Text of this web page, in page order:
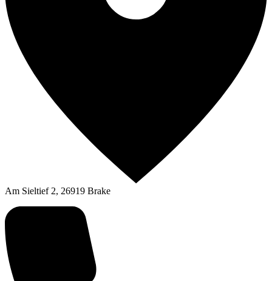
Am Sieltief 2, 26919 Brake